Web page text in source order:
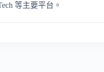
等主要平台。